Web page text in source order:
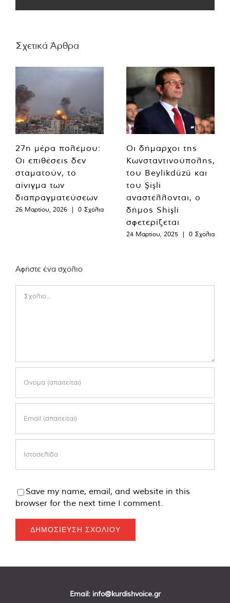
Σχετικά Άρθρα
27η μέρα πολέμου:
Οι επιθέσεις δεν
σταματούν, το
αίνιγμα των
διαπραγματεύσεων
26 Μαρτίου, 2026 | 0 Σχόλια
Οι δήμαρχοι της
Κωνσταντινούπολης,
του Beylikdüzü και
του Şişli
αναστέλλονται, ο
δήμος Shişli
σφετερίζεται
24 Μαρτίου, 2025 | 0 Σχόλια
Αφήστε ένα σχόλιο
Save my name, email, and website in this
browser for the next time I comment.
Email: info@kurdishvoice.gr